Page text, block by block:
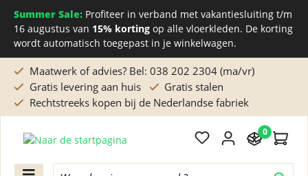
Summer Sale: Profiteer in verband met vakantiesluiting t/m
16 augustus van 15% korting op alle vloerkleden. De korting
wordt automatisch toegepast in je winkelwagen.
Maatwerk of advies? Bel: 038 202 2304 (ma/vr)
Gratis levering aan huis
Gratis stalen
Rechtstreeks kopen bij de Nederlandse fabriek
0